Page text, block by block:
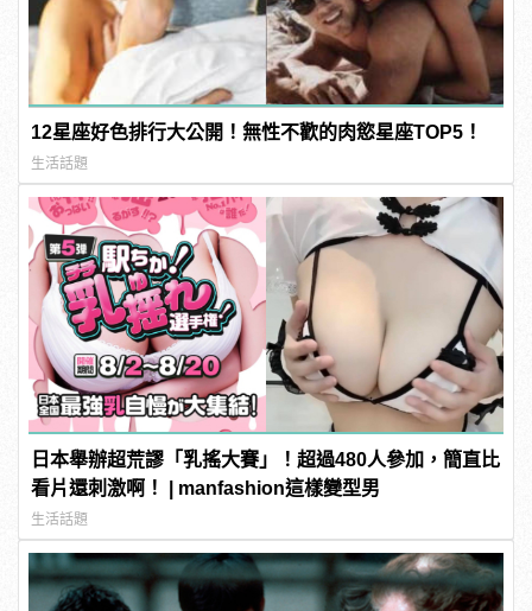
12星座好色排行大公開！無性不歡的肉慾星座TOP5！
生活話題
日本舉辦超荒謬「乳搖大賽」！超過480人參加，簡直比
看片還刺激啊！ | manfashion這樣變型男
生活話題